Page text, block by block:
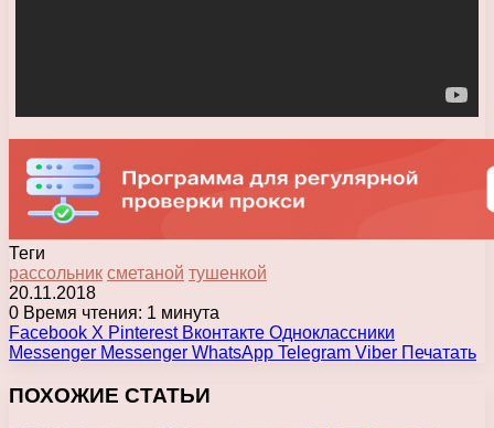
Теги
рассольник сметаной тушенкой
20.11.2018
0 Время чтения: 1 минута
Facebook X Pinterest Вконтакте Одноклассники
Messenger Messenger WhatsApp Telegram Viber Печатать
ПОХОЖИЕ СТАТЬИ